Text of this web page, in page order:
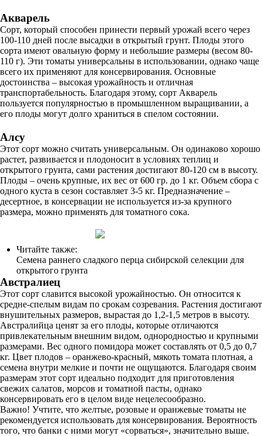
Акварель
Сорт, который способен принести первый урожай всего через
100-110 дней после высадки в открытый грунт. Плоды этого
сорта имеют овальную форму и небольшие размеры (весом 80-
110 г). Эти томаты универсальны в использовании, однако чаще
всего их применяют для консервирования. Основные
достоинства – высокая урожайность и отличная
транспортабельность. Благодаря этому, сорт Акварель
пользуется популярностью в промышленном выращивании, а
его плоды могут долго храниться в спелом состоянии.
Алсу
Этот сорт можно считать универсальным. Он одинаково хорошо
растет, развивается и плодоносит в условиях теплиц и
открытого грунта, сами растения достигают 80-120 см в высоту.
Плоды – очень крупные, их вес от 600 гр. до 1 кг. Объем сбора с
одного куста в сезон составляет 3-5 кг. Предназначение –
десертное, в консервации не используется из-за крупного
размера, можно применять для томатного сока.
Читайте также:
Семена раннего сладкого перца сибирской селекции для
открытого грунта
Австралиец
Этот сорт славится высокой урожайностью. Он относится к
средне-спелым видам по срокам созревания. Растения достигают
внушительных размеров, вырастая до 1,2-1,5 метров в высоту.
Австралийца ценят за его плоды, которые отличаются
привлекательным внешним видом, однородностью и крупными
размерами. Вес одного помидора может составлять от 0,5 до 0,7
кг. Цвет плодов – оранжево-красный, мякоть томата плотная, а
семена внутри мелкие и почти не ощущаются. Благодаря своим
размерам этот сорт идеально подходит для приготовления
свежих салатов, морсов и томатной пасты, однако
консервировать его в целом виде нецелесообразно.
Важно! Учтите, что желтые, розовые и оранжевые томаты не
рекомендуется использовать для консервирования. Вероятность
того, что банки с ними могут «сорваться», значительно выше.